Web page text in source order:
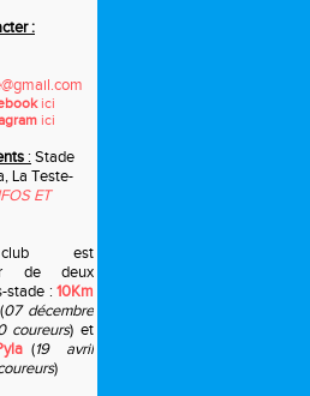
:
ici
ici
: Stade
La Teste-
ET
est
de deux
stade : 10Km
(07 décembre
coureurs) et
(19 avril
)